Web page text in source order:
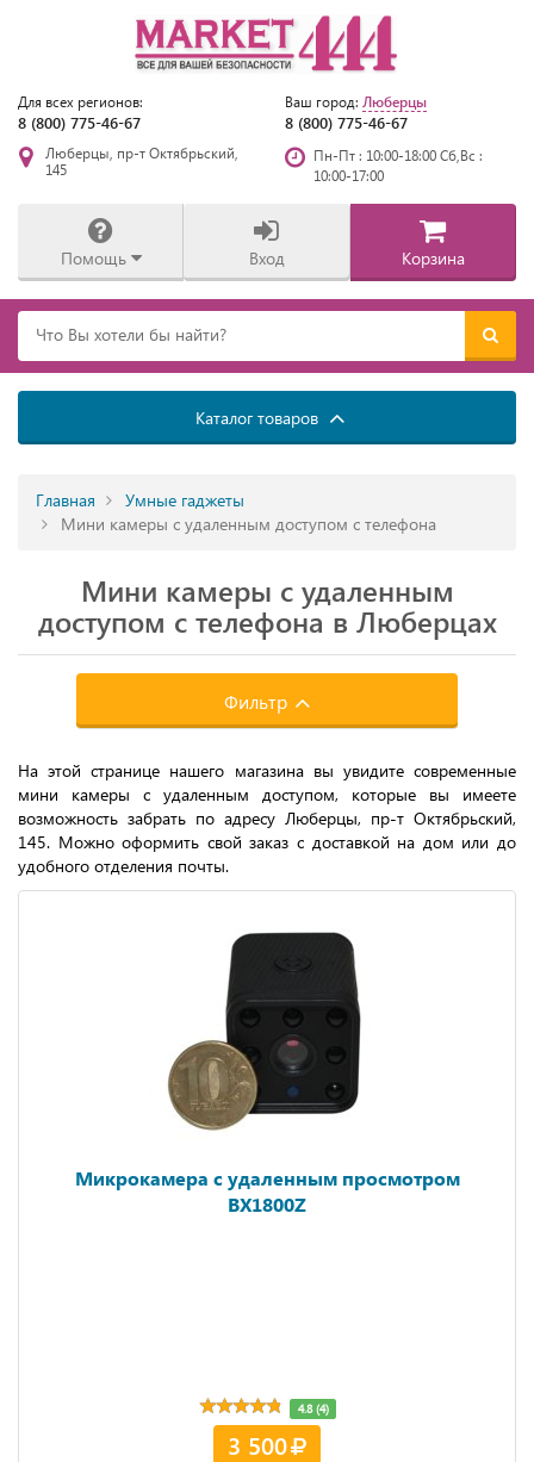
Для всех регионов:
8 (800) 775-46-67
Ваш город: Люберцы
8 (800) 775-46-67
Люберцы, пр-т Октябрьский,
145
Пн-Пт : 10:00-18:00 Сб,Вс :
10:00-17:00
Помощь Вход Корзина
Каталог товаров
Главная
Умные гаджеты
Мини камеры с удаленным доступом с телефона
Мини камеры с удаленным
доступом с телефона в Люберцах
Фильтр
На этой странице нашего магазина вы увидите современные
мини камеры с удаленным доступом, которые вы имеете
возможность забрать по адресу Люберцы, пр-т Октябрьский,
145. Можно оформить свой заказ с доставкой на дом или до
удобного отделения почты.
Микрокамера с удаленным просмотром
BX1800Z
4.8 (4)
3 500